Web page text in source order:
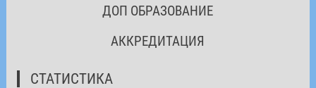
ДОП ОБРАЗОВАНИЕ
АККРЕДИТАЦИЯ
СТАТИСТИКА